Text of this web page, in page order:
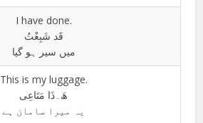
I have done.
قَد شَبِعْتُ
میں سیر ہو گیا
This is my luggage.
ھَ۔ذَا مَتَاعِی
یہ میرا سامان ہے